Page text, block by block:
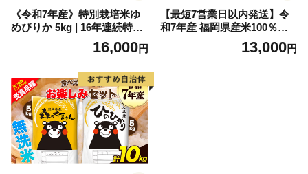
《令和7年産》特別栽培米ゆ
めぴりか 5kg | 16年連続特A
ブランド米 白米 精米 米 お米
こめ 減農薬 単一原料米 ご飯
北海道 滝川市
16,000円
【最短7営業日以内発送】令
和7年産 福岡県産米100％使
用！大木町 ゆめおおき 10kg
※北海道・沖縄・離島は配送
13,000円